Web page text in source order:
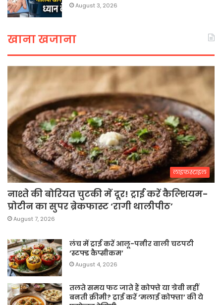
August 3, 2026
खाना खजाना
लाइफस्टाइल
नाश्ते की बोरियत चुटकी में दूर! ट्राई करें कैल्शियम-
प्रोटीन का सुपर ब्रेकफास्ट ‘रागी थालीपीठ’
August 7, 2026
लंच में ट्राई करें आलू-पनीर वाली चटपटी
‘स्टफ्ड कैप्सीकम’
August 4, 2026
तलते समय फट जाते हैं कोफ्ते या ग्रेवी नहीं
बनती क्रीमी? ट्राई करें ‘मलाई कोफ्ता’ की ये